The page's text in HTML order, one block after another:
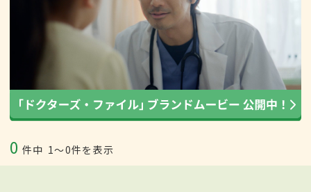
0 件中 1〜0件を表示